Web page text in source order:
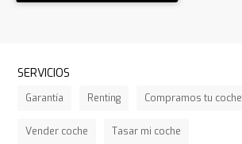
SERVICIOS
Garantía Renting Compramos tu coche
Vender coche Tasar mi coche